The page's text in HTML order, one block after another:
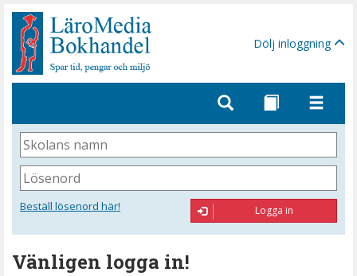
Gå
sidinnehåll
Dölj inloggning
Skolans
namn
Lösenord
Beställ lösenord här! Logga in
Vänligen logga in!